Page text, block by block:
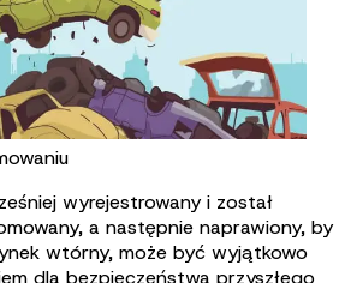
wyrejestrowany i został
a następnie naprawiony, by
wtórny, może być wyjątkowo